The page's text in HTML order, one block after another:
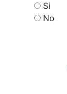
Si
No